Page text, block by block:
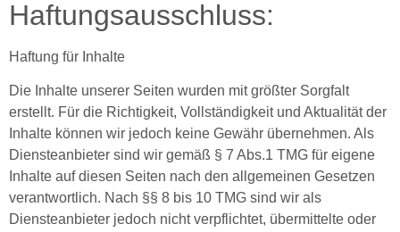
Haftungsausschluss:
Haftung für Inhalte
Die Inhalte unserer Seiten wurden mit größter Sorgfalt
erstellt. Für die Richtigkeit, Vollständigkeit und Aktualität der
Inhalte können wir jedoch keine Gewähr übernehmen. Als
Diensteanbieter sind wir gemäß § 7 Abs.1 TMG für eigene
Inhalte auf diesen Seiten nach den allgemeinen Gesetzen
verantwortlich. Nach §§ 8 bis 10 TMG sind wir als
Diensteanbieter jedoch nicht verpflichtet, übermittelte oder